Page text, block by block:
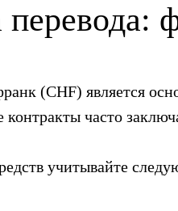
(CHF) является
часто
учитывайте